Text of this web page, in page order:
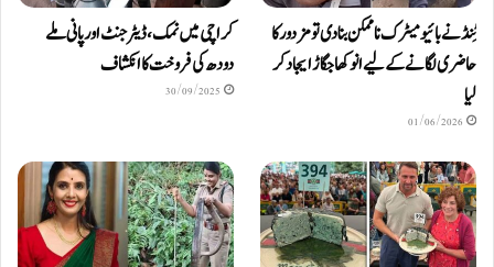
ٹِنڈ نے بائیومیٹرک ناممکن بنا دی تو مزدور کا
حاضری لگانے کے لیے انوکھا جگاڑ ایجاد کر
لیا
01/06/2026
کراچی میں نمک، ڈیٹرجنٹ اور پانی ملے
دودھ کی فروخت کا انکشاف
30/09/2025